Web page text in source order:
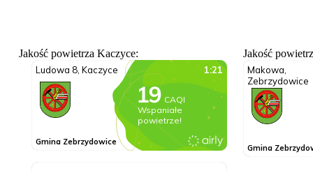
Jakość powietrza Kaczyce: Jakość